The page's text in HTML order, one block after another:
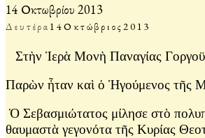
14 Οκτωβρίου 2013
Δευτέρα 14Οκτώβριος2013
Στὴν Ἱερὰ Μονὴ Παναγίας
Παρὼν ἦταν καὶ ὁ Ἡγούμενος τῆς
Ὁ Σεβασμιώτατος μίλησε στὸ
θαυμαστὰ γεγονότα τῆς Κυρίας